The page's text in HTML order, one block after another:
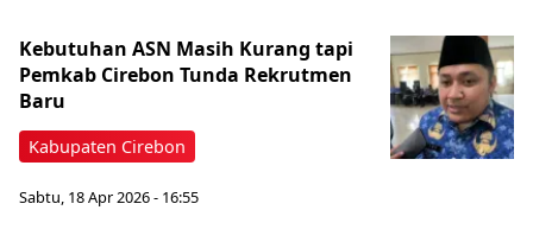
Kabupaten Cirebon
Kebutuhan ASN Masih Kurang tapi
Pemkab Cirebon Tunda Rekrutmen
Baru
Sabtu, 18 Apr 2026 - 16:55